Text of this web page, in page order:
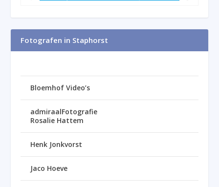
Fotografen in Staphorst
Bloemhof Video’s
admiraalFotografie
Rosalie Hattem
Henk Jonkvorst
Jaco Hoeve